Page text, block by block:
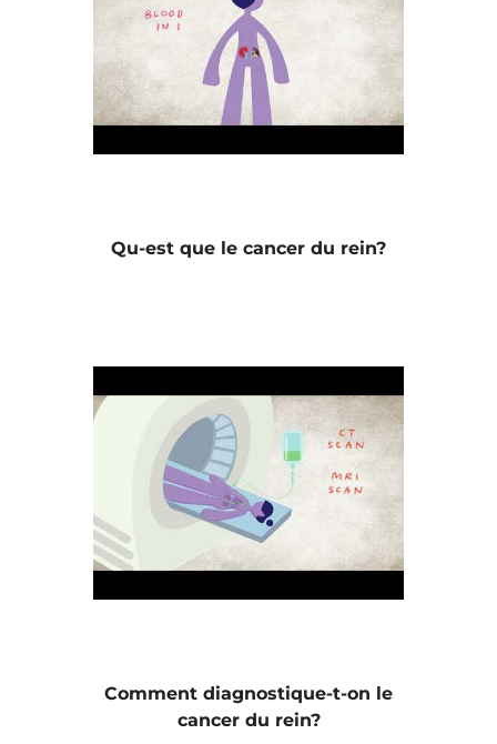
Qu-est que le cancer du rein?
Comment diagnostique-t-on le
cancer du rein?